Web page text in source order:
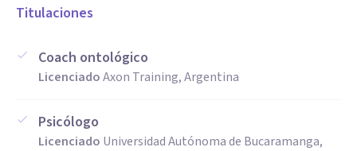
Titulaciones
Coach ontológico
LicenciadoAxon Training, Argentina
Psicólogo
Licenciado Universidad Autónoma de Bucaramanga,